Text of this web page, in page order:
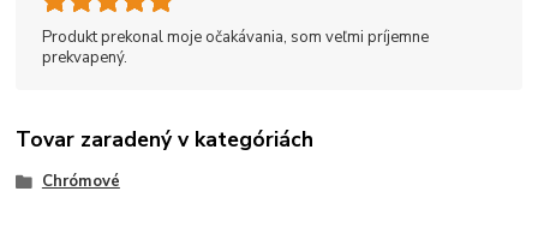
Produkt prekonal moje očakávania, som veľmi príjemne
prekvapený.
Tovar zaradený v kategóriách
Chrómové